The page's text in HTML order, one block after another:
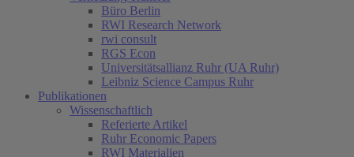
Büro Berlin
RWI Research Network
rwi consult
RGS Econ
Universitätsallianz Ruhr (UA Ruhr)
Leibniz Science Campus Ruhr
Publikationen
Wissenschaftlich
Referierte Artikel
Ruhr Economic Papers
RWI Materialien